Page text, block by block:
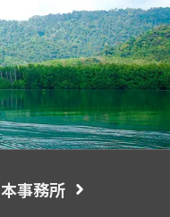
事務所